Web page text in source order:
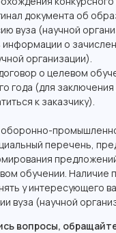
документа об
вуза (научной
о
организации).
о целевом
года (для
к заказчику).
перечень,
обучении. Наличие
у интересующего
вуза (научной
вопросы,